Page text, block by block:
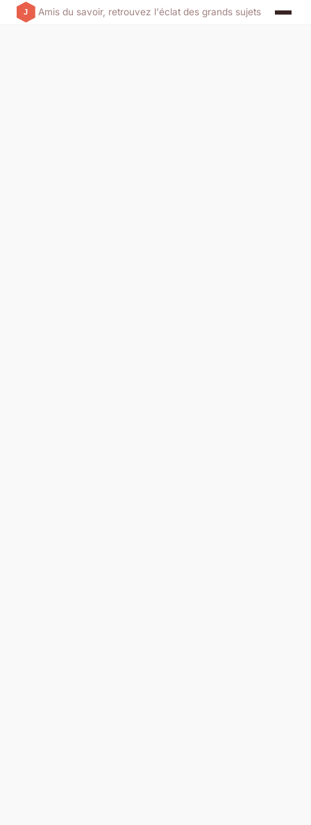
Amis du savoir, retrouvez l'éclat des grands sujets